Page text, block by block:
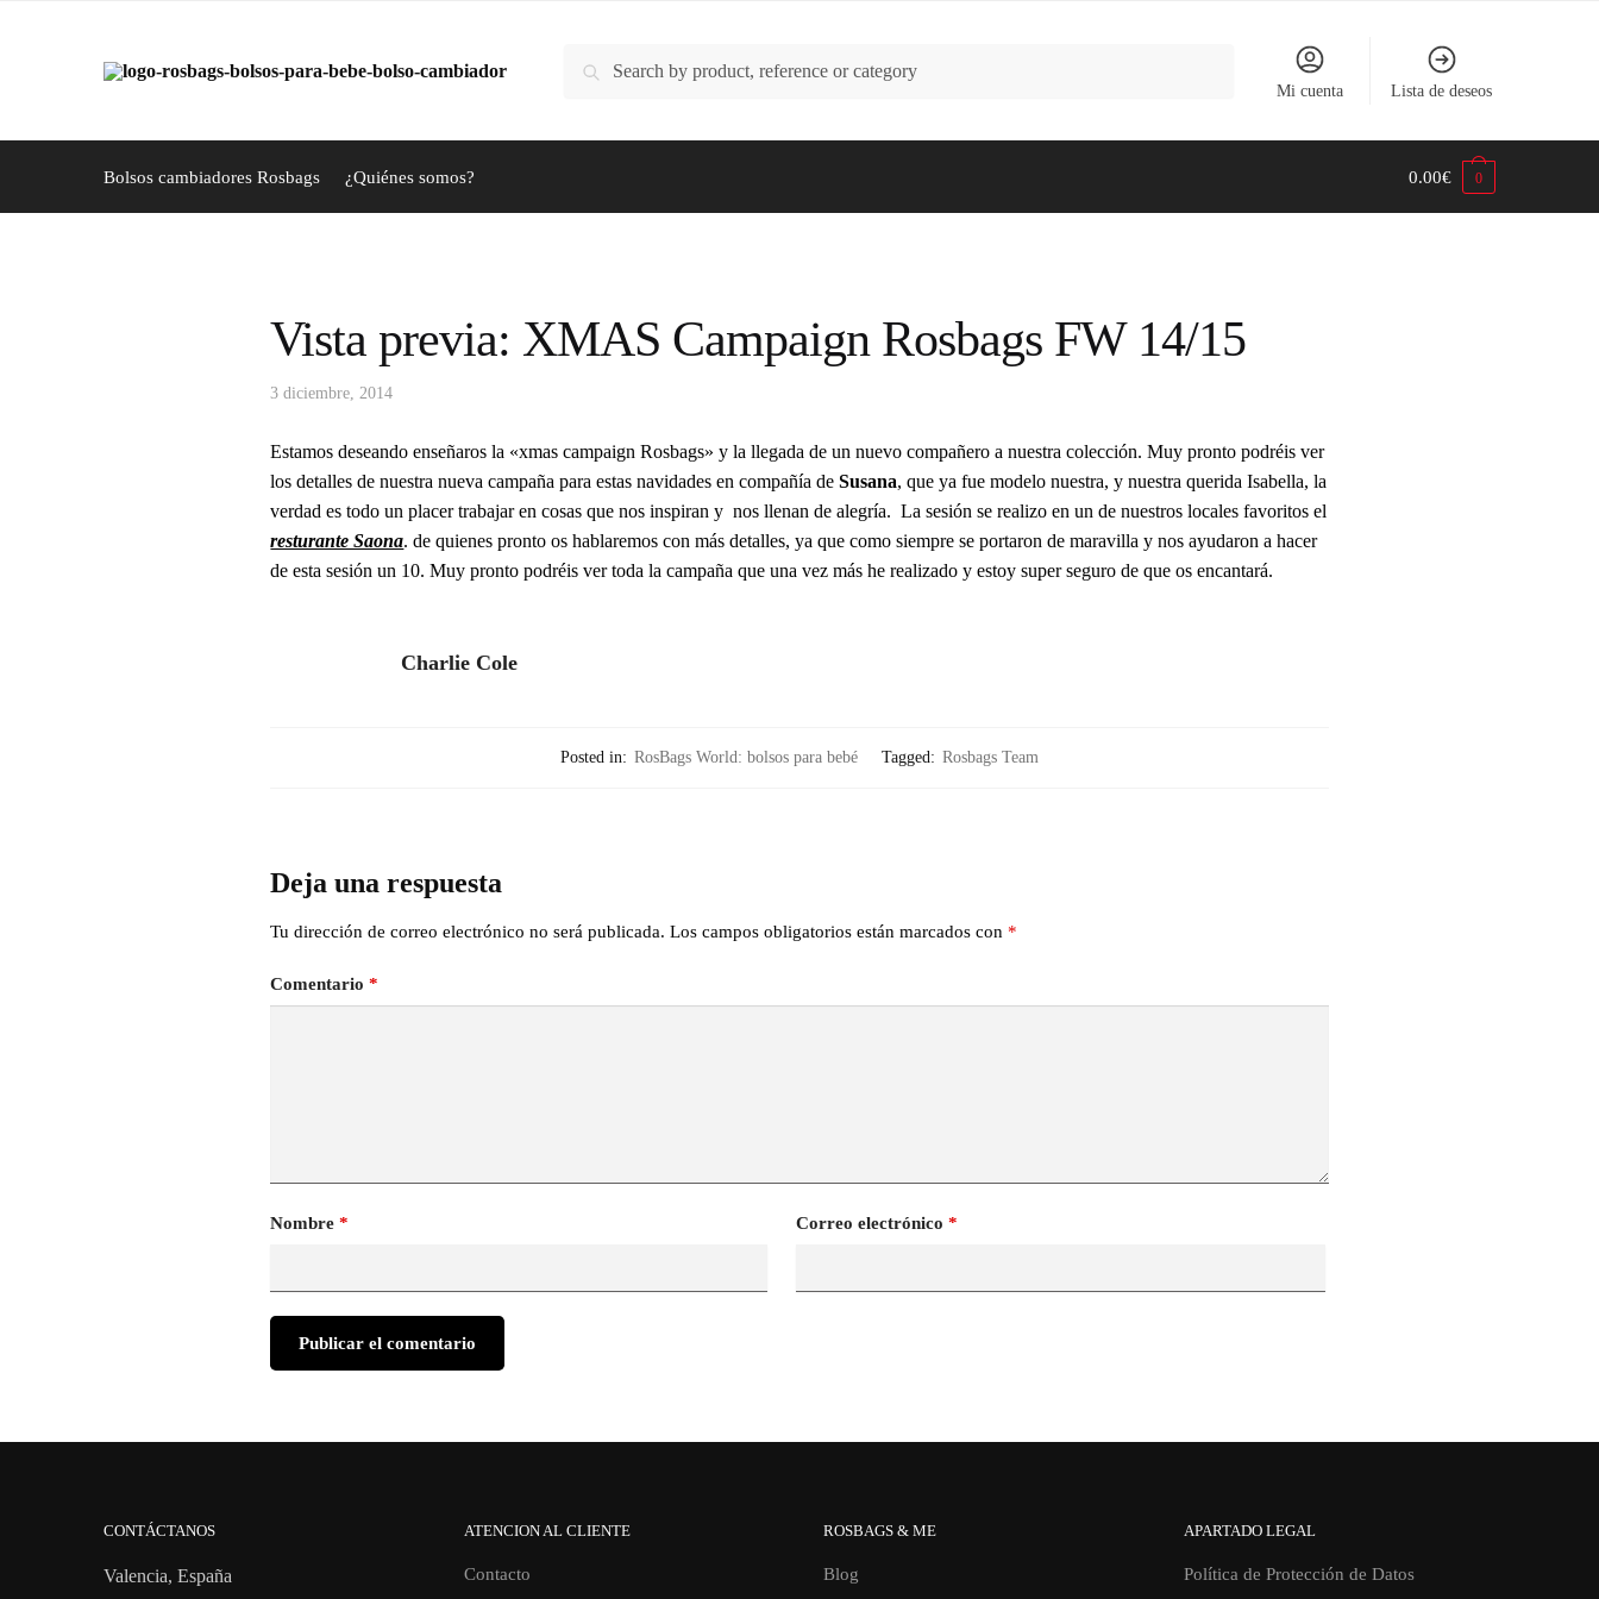
Buscar
Mi cuenta Lista de deseos
Bolsos cambiadores Rosbags ¿Quiénes somos? 0.00€ 0
Vista previa: XMAS Campaign Rosbags FW 14/15
3 diciembre, 2014
Estamos deseando enseñaros la «xmas campaign Rosbags» y la llegada de un nuevo compañero a nuestra colección. Muy pronto podréis ver
los detalles de nuestra nueva campaña para estas navidades en compañía deSusana, que ya fue modelo nuestra, y nuestra querida Isabella, la
verdad es todo un placer trabajar en cosas que nos inspiran y nos llenan de alegría. La sesión se realizo en un de nuestros locales favoritos el
resturante Saona. de quienes pronto os hablaremos con más detalles, ya que como siempre se portaron de maravilla y nos ayudaron a hacer
de esta sesión un 10. Muy pronto podréis ver toda la campaña que una vez más he realizado y estoy super seguro de que os encantará.
Charlie Cole
Posted in: RosBags World: bolsos para bebé Tagged: Rosbags Team
Deja una respuesta
Tu dirección de correo electrónico no será publicada. Los campos obligatorios están marcados con *
Comentario*
Nombre* Correo electrónico*
CONTÁCTANOS
Valencia, España
ATENCION AL CLIENTE
Contacto
ROSBAGS & ME
Blog
APARTADO LEGAL
Política de Protección de Datos